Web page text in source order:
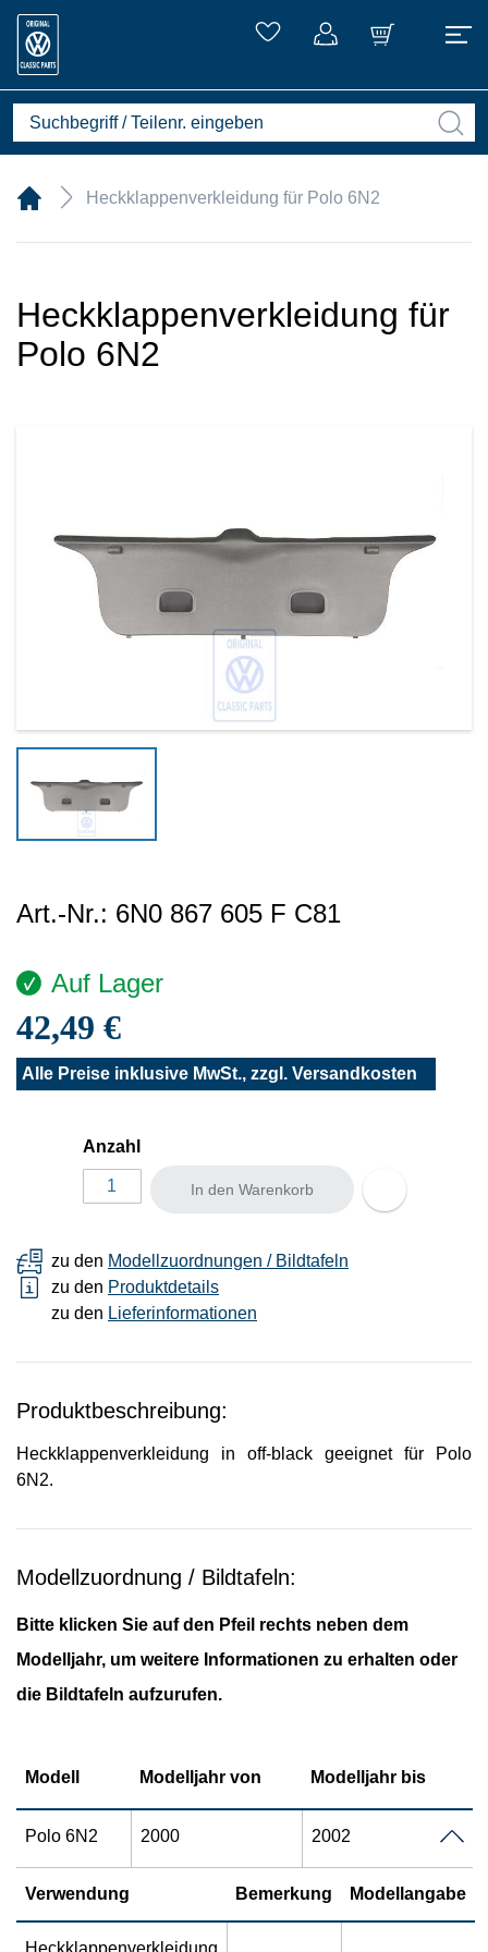
Heckklappenverkleidung für Polo 6N2
Heckklappenverkleidung für
Polo 6N2
Art.-Nr.: 6N0 867 605 F C81
Auf Lager
42,49 €
Alle Preise inklusive MwSt., zzgl. Versandkosten
Anzahl
In den Warenkorb
zu den Modellzuordnungen / Bildtafeln
zu den Produktdetails
zu den Lieferinformationen
Produktbeschreibung:
Heckklappenverkleidung in off-black geeignet für Polo
6N2.
Modellzuordnung / Bildtafeln:
Bitte klicken Sie auf den Pfeil rechts neben dem
Modelljahr, um weitere Informationen zu erhalten oder
die Bildtafeln aufzurufen.
Modell Modelljahr von Modelljahr bis
Polo 6N2 2000 2002
Verwendung Bemerkung Modellangabe
Heckklappenverkleidung